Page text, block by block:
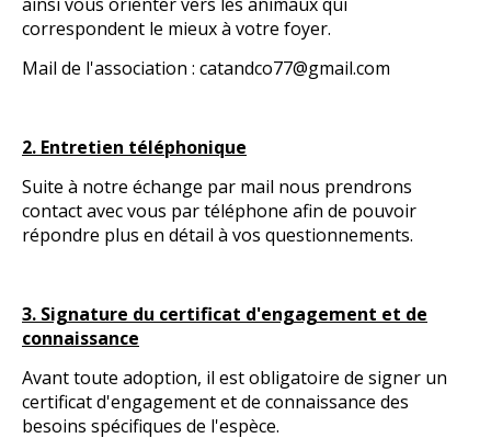
correspondent le mieux à votre foyer.
Mail de l'association : catandco77@gmail.com
2. Entretien téléphonique
Suite à notre échange par mail nous prendrons
contact avec vous par téléphone afin de pouvoir
répondre plus en détail à vos questionnements.
3. Signature du certificat d'engagement et de
connaissance
Avant toute adoption, il est obligatoire de signer un
certificat d'engagement et de connaissance des
besoins spécifiques de l'espèce.